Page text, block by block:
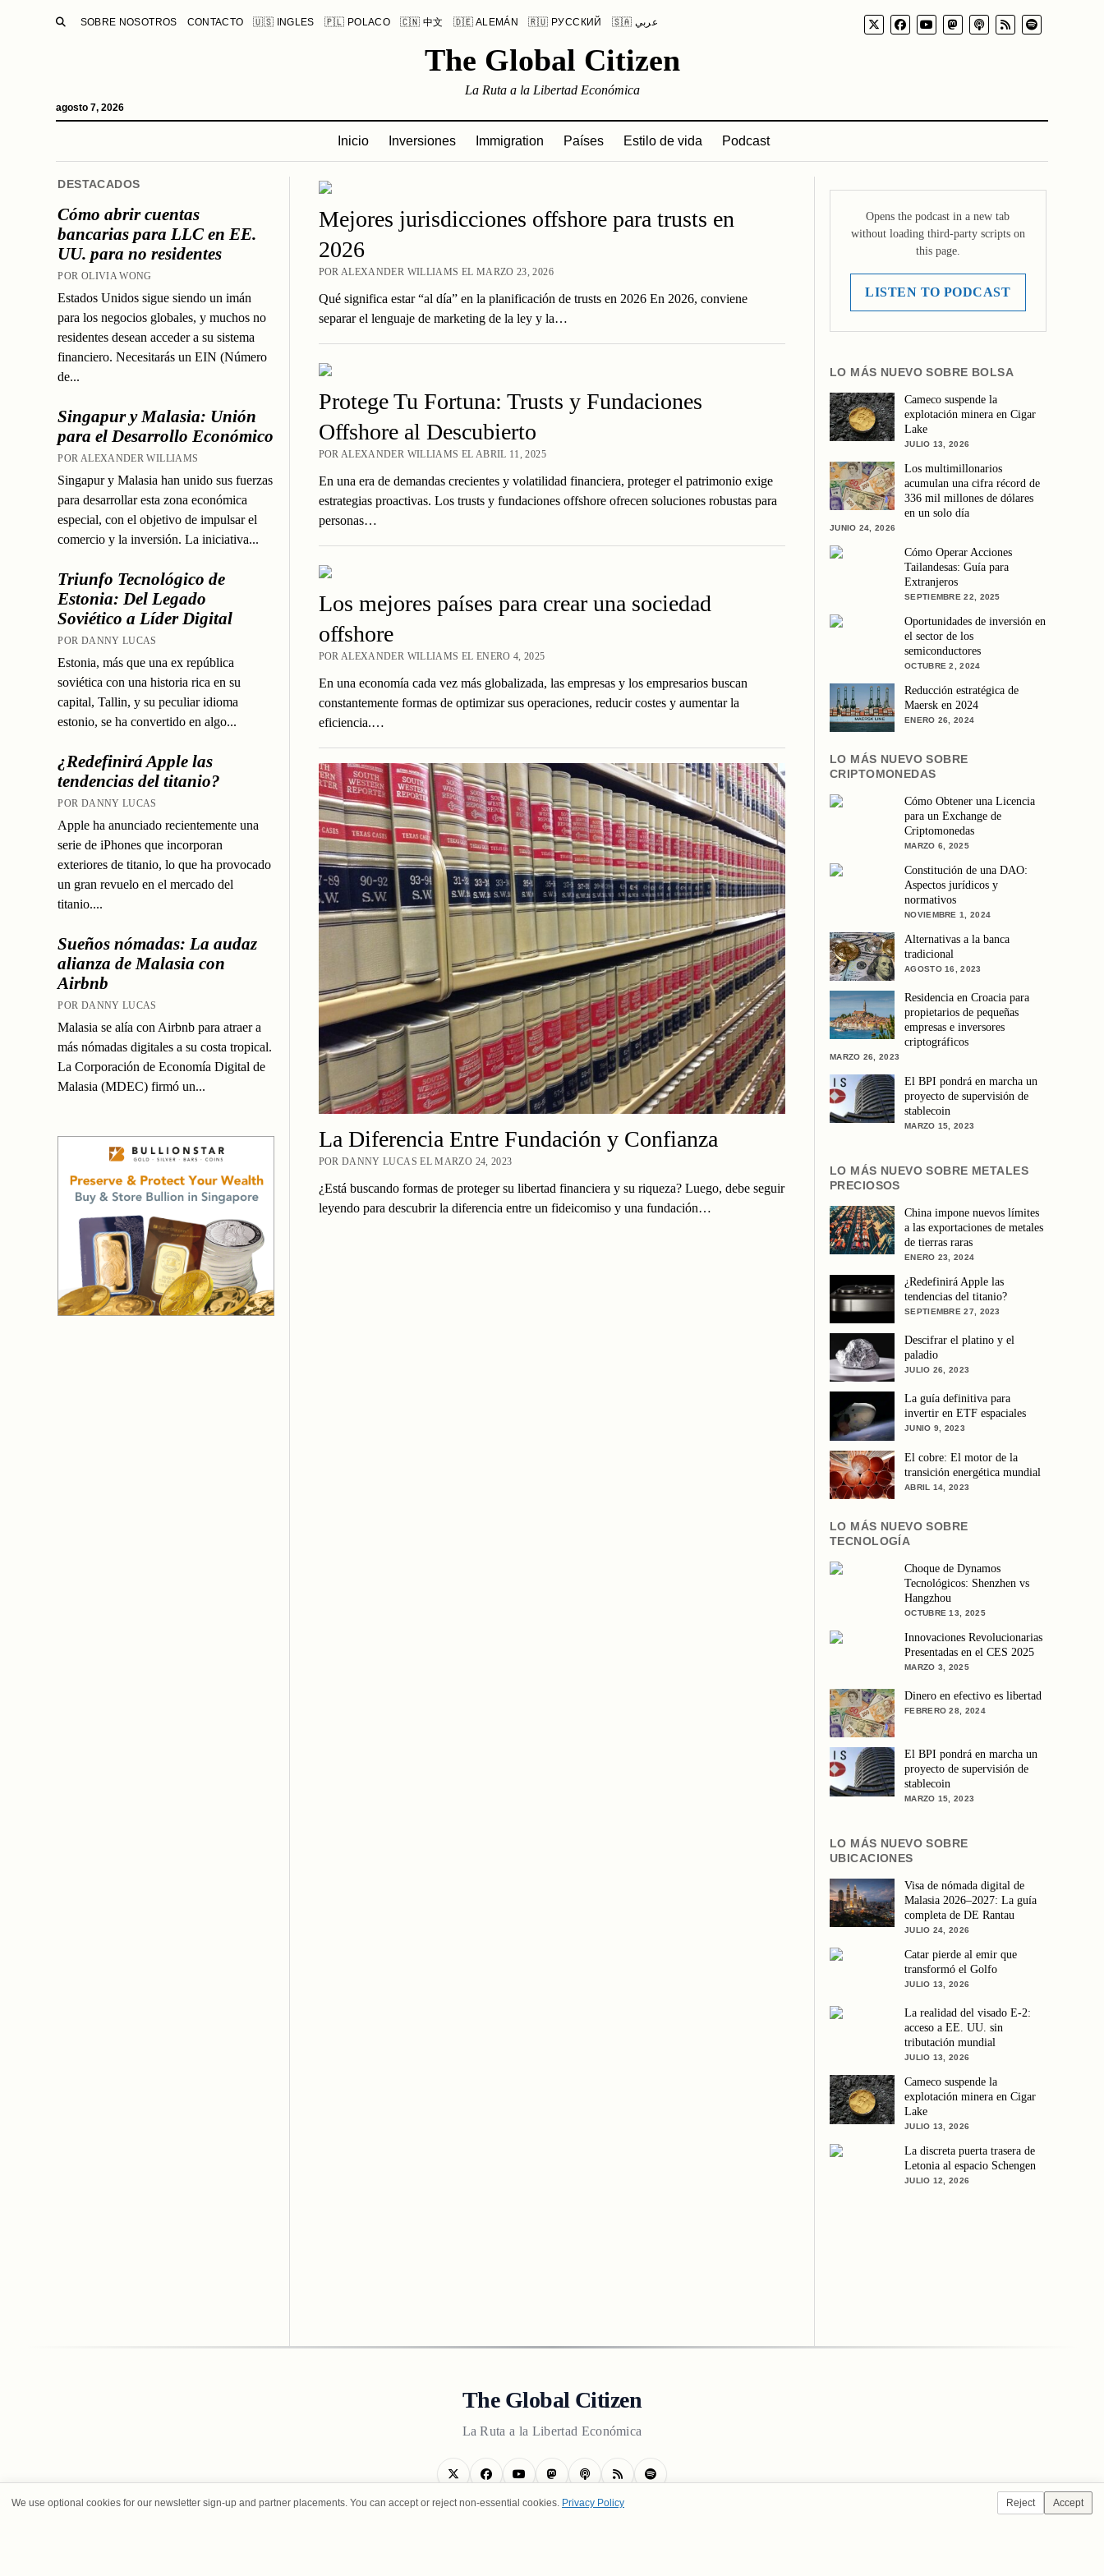
BUSCAR
SOBRE NOSOTROS CONTACTO 🇺🇸 INGLES 🇵🇱 POLACO 🇨🇳 中文 🇩🇪 ALEMÁN 🇷🇺 РУССКИЙ 🇸🇦 عربي
The Global Citizen
agosto 7, 2026
La Ruta a la Libertad Económica
Inicio Inversiones Immigration Países Estilo de vida Podcast
DESTACADOS
Cómo abrir cuentas
bancarias para LLC en EE.
UU. para no residentes
POR OLIVIA WONG
Estados Unidos sigue siendo un imán
para los negocios globales, y muchos no
residentes desean acceder a su sistema
financiero. Necesitarás un EIN (Número
de...
Singapur y Malasia: Unión
para el Desarrollo Económico
POR ALEXANDER WILLIAMS
Singapur y Malasia han unido sus fuerzas
para desarrollar esta zona económica
especial, con el objetivo de impulsar el
comercio y la inversión. La iniciativa...
Triunfo Tecnológico de
Estonia: Del Legado
Soviético a Líder Digital
POR DANNY LUCAS
Estonia, más que una ex república
soviética con una historia rica en su
capital, Tallin, y su peculiar idioma
estonio, se ha convertido en algo...
¿Redefinirá Apple las
tendencias del titanio?
POR DANNY LUCAS
Apple ha anunciado recientemente una
serie de iPhones que incorporan
exteriores de titanio, lo que ha provocado
un gran revuelo en el mercado del
titanio....
Sueños nómadas: La audaz
alianza de Malasia con
Airbnb
POR DANNY LUCAS
Malasia se alía con Airbnb para atraer a
más nómadas digitales a su costa tropical.
La Corporación de Economía Digital de
Malasia (MDEC) firmó un...
Mejores jurisdicciones offshore para trusts en
2026
POR ALEXANDER WILLIAMS EL MARZO 23, 2026
Qué significa estar “al día” en la planificación de trusts en 2026 En 2026, conviene
separar el lenguaje de marketing de la ley y la…
Protege Tu Fortuna: Trusts y Fundaciones
Offshore al Descubierto
POR ALEXANDER WILLIAMS EL ABRIL 11, 2025
En una era de demandas crecientes y volatilidad financiera, proteger el patrimonio exige
estrategias proactivas. Los trusts y fundaciones offshore ofrecen soluciones robustas para
personas…
Los mejores países para crear una sociedad
offshore
POR ALEXANDER WILLIAMS EL ENERO 4, 2025
En una economía cada vez más globalizada, las empresas y los empresarios buscan
constantemente formas de optimizar sus operaciones, reducir costes y aumentar la
eficiencia.…
La Diferencia Entre Fundación y Confianza
POR DANNY LUCAS EL MARZO 24, 2023
¿Está buscando formas de proteger su libertad financiera y su riqueza? Luego, debe seguir
leyendo para descubrir la diferencia entre un fideicomiso y una fundación…
Opens the podcast in a new tab
without loading third-party scripts on
this page.
LISTEN TO PODCAST
LO MÁS NUEVO SOBRE BOLSA
Cameco suspende la
explotación minera en Cigar
Lake
JULIO 13, 2026
Los multimillonarios
acumulan una cifra récord de
336 mil millones de dólares
en un solo día
JUNIO 24, 2026
Cómo Operar Acciones
Tailandesas: Guía para
Extranjeros
SEPTIEMBRE 22, 2025
Oportunidades de inversión en
el sector de los
semiconductores
OCTUBRE 2, 2024
Reducción estratégica de
Maersk en 2024
ENERO 26, 2024
LO MÁS NUEVO SOBRE
CRIPTOMONEDAS
Cómo Obtener una Licencia
para un Exchange de
Criptomonedas
MARZO 6, 2025
Constitución de una DAO:
Aspectos jurídicos y
normativos
NOVIEMBRE 1, 2024
Alternativas a la banca
tradicional
AGOSTO 16, 2023
Residencia en Croacia para
propietarios de pequeñas
empresas e inversores
criptográficos
MARZO 26, 2023
El BPI pondrá en marcha un
proyecto de supervisión de
stablecoin
MARZO 15, 2023
LO MÁS NUEVO SOBRE METALES
PRECIOSOS
China impone nuevos límites
a las exportaciones de metales
de tierras raras
ENERO 23, 2024
¿Redefinirá Apple las
tendencias del titanio?
SEPTIEMBRE 27, 2023
Descifrar el platino y el
paladio
JULIO 26, 2023
La guía definitiva para
invertir en ETF espaciales
JUNIO 9, 2023
El cobre: El motor de la
transición energética mundial
ABRIL 14, 2023
LO MÁS NUEVO SOBRE
TECNOLOGÍA
Choque de Dynamos
Tecnológicos: Shenzhen vs
Hangzhou
OCTUBRE 13, 2025
Innovaciones Revolucionarias
Presentadas en el CES 2025
MARZO 3, 2025
Dinero en efectivo es libertad
FEBRERO 28, 2024
El BPI pondrá en marcha un
proyecto de supervisión de
stablecoin
MARZO 15, 2023
LO MÁS NUEVO SOBRE
UBICACIONES
Visa de nómada digital de
Malasia 2026–2027: La guía
completa de DE Rantau
JULIO 24, 2026
Catar pierde al emir que
transformó el Golfo
JULIO 13, 2026
La realidad del visado E-2:
acceso a EE. UU. sin
tributación mundial
JULIO 13, 2026
Cameco suspende la
explotación minera en Cigar
Lake
JULIO 13, 2026
La discreta puerta trasera de
Letonia al espacio Schengen
JULIO 12, 2026
The Global Citizen
La Ruta a la Libertad Económica
We use optional cookies for our newsletter sign-up and partner placements. You can accept or reject non-essential cookies. Privacy Policy Reject Accept